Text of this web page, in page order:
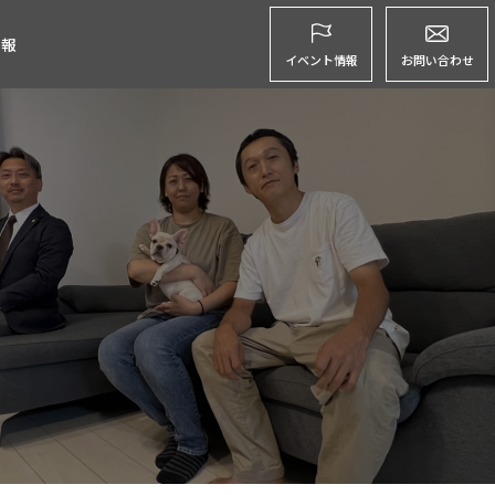
イベント情報 お問い合わせ